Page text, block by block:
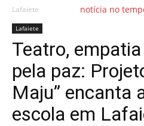
Lafaiete
Lafaiete
Teatro,
pela paz:
Maju” encanta
escola em